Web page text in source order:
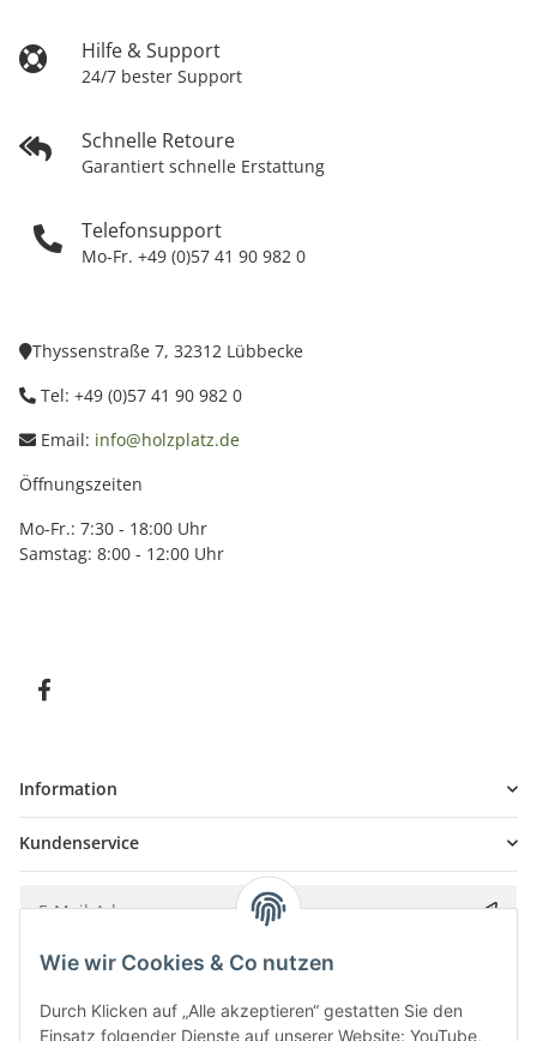
Hilfe & Support
24/7 bester Support
Schnelle Retoure
Garantiert schnelle Erstattung
Telefonsupport
Mo-Fr. +49 (0)57 41 90 982 0
Thyssenstraße 7, 32312 Lübbecke
Tel: +49 (0)57 41 90 982 0
Email: info@holzplatz.de
Öffnungszeiten
Mo-Fr.: 7:30 - 18:00 Uhr
Samstag: 8:00 - 12:00 Uhr
Information
Kundenservice
Bitte senden Sie mir entsprechend IhrerDatenschutzerklärung
Wie wir Cookies & Co nutzen
Durch Klicken auf „Alle akzeptieren“ gestatten Sie den
Einsatz folgender Dienste auf unserer Website: YouTube,